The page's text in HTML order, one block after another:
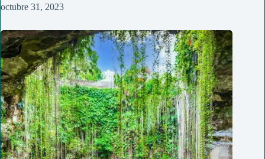
octubre 31, 2023